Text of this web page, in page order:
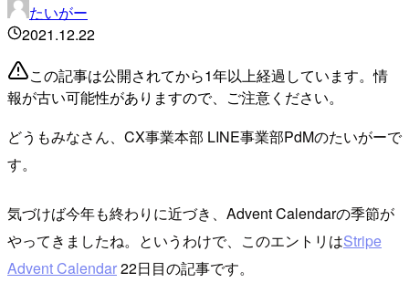
たいがー
2021.12.22
この記事は公開されてから1年以上経過しています。情
報が古い可能性がありますので、ご注意ください。
どうもみなさん、CX事業本部 LINE事業部PdMのたいがーで
す。
気づけば今年も終わりに近づき、Advent Calendarの季節が
やってきましたね。というわけで、このエントリはStripe
Advent Calendar22日目の記事です。